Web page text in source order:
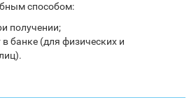
способом:
получении;
в банке (для физических и